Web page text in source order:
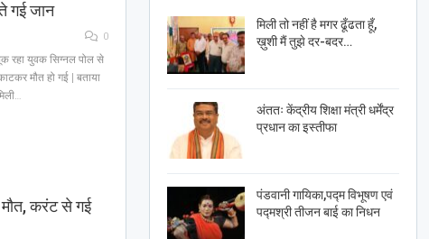
गई जान
0
रहा युवक सिग्नल पोल से
मौत हो गई | बताया
करंट से गई
मिली तो नहीं है मगर ढूँढता हूँ,
ख़ुशी मैं तुझे दर-बदर…
अंततः केंद्रीय शिक्षा मंत्री धर्मेंद्र
प्रधान का इस्तीफा
पंडवानी गायिका,पद्म विभूषण एवं
पद्मश्री तीजन बाई का निधन